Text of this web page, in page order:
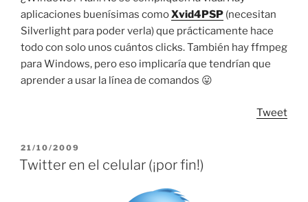
aplicaciones buenísimas comoXvid4PSP (necesitan
Silverlight para poder verla) que prácticamente hace
todo con solo unos cuántos clicks. También hay ffmpeg
para Windows, pero eso implicaría que tendrían que
aprender a usar la línea de comandos 😛
Tweet
POSTED
ON
21/10/2009
Twitter en el celular (¡por fin!)